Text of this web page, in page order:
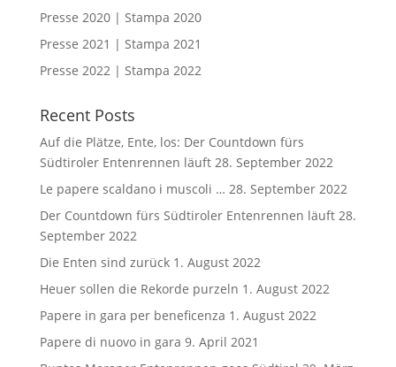
Presse 2020 | Stampa 2020
Presse 2021 | Stampa 2021
Presse 2022 | Stampa 2022
Recent Posts
Auf die Plätze, Ente, los: Der Countdown fürs
Südtiroler Entenrennen läuft 28. September 2022
Le papere scaldano i muscoli … 28. September 2022
Der Countdown fürs Südtiroler Entenrennen läuft 28.
September 2022
Die Enten sind zurück 1. August 2022
Heuer sollen die Rekorde purzeln 1. August 2022
Papere in gara per beneficenza 1. August 2022
Papere di nuovo in gara 9. April 2021